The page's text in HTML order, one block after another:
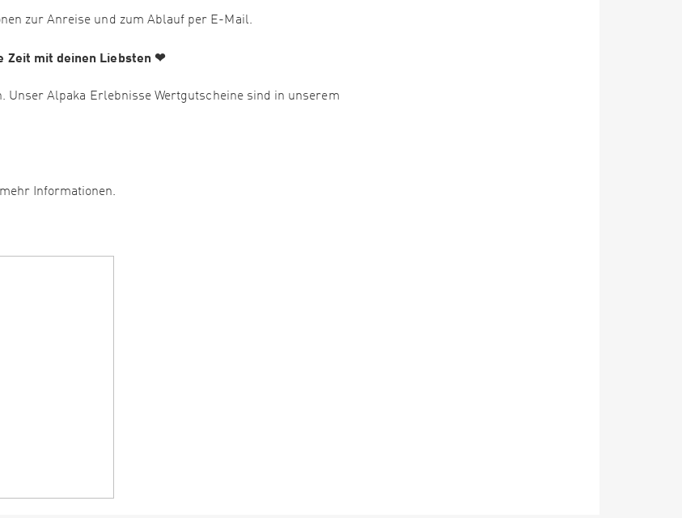
zur Anreise und zum Ablauf per E-Mail.
Zeit mit deinen Liebsten ❤
Unser Alpaka Erlebnisse Wertgutscheine sind in unserem
mehr Informationen.